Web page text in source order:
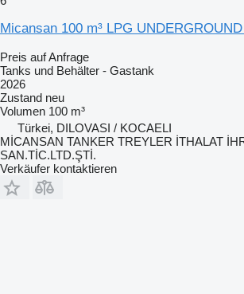
Micansan 100 m³ LPG
Preis auf Anfrage
Tanks und Behälter - Gastank
2026
Zustand neu
Volumen 100 m³
Türkei, DILOVASI / KOCAELI
MİCANSAN TANKER TREYLER İTHALAT
SAN.TİC.LTD.ŞTİ.
Verkäufer kontaktieren